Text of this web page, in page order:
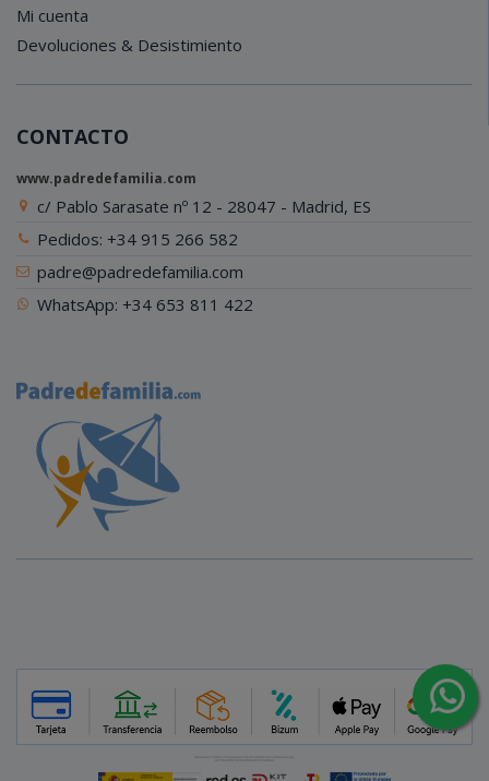
Mi cuenta
Devoluciones & Desistimiento
CONTACTO
www.padredefamilia.com
c/ Pablo Sarasate nº 12 - 28047 - Madrid, ES
Pedidos: +34 915 266 582
padre@padredefamilia.com
WhatsApp: +34 653 811 422